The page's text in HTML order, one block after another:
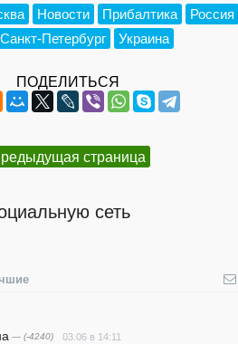
Новости Прибалтика
Россия
Санкт-Петербург Украина
ПОДЕЛИТЬСЯ
страница
сеть
— (-4240) 03.06 в 14:11